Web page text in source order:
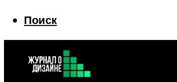
Поиск